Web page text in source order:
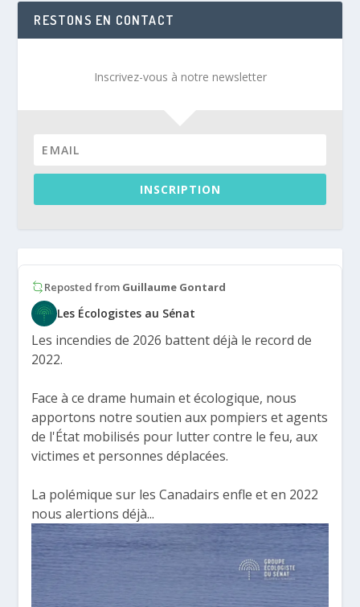
RESTONS EN CONTACT
Inscrivez-vous à notre newsletter
INSCRIPTION
Reposted from Guillaume Gontard
Les Écologistes au Sénat
Les incendies de 2026 battent déjà le record de
2022.
Face à ce drame humain et écologique, nous
apportons notre soutien aux pompiers et agents
de l'État mobilisés pour lutter contre le feu, aux
victimes et personnes déplacées.
La polémique sur les Canadairs enfle et en 2022
nous alertions déjà...